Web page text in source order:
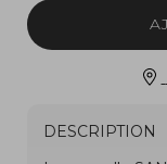
DESCRIPTION